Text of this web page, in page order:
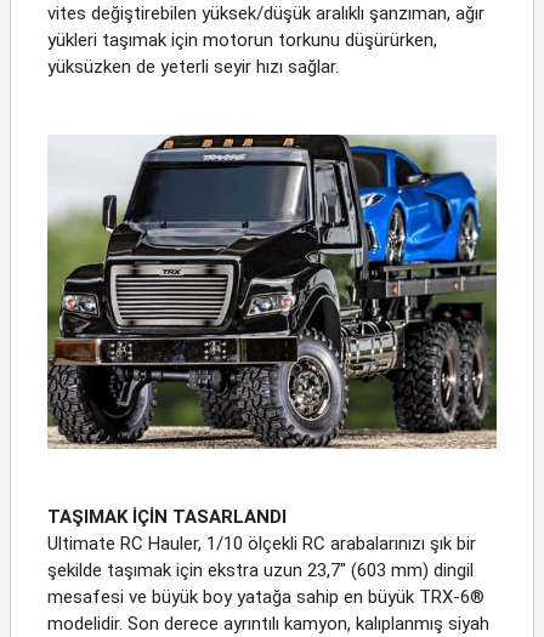
vites değiştirebilen yüksek/düşük aralıklı şanzıman, ağır
yükleri taşımak için motorun torkunu düşürürken,
yüksüzken de yeterli seyir hızı sağlar.
TAŞIMAK İÇİN TASARLANDI
Ultimate RC Hauler, 1/10 ölçekli RC arabalarınızı şık bir
şekilde taşımak için ekstra uzun 23,7" (603 mm) dingil
mesafesi ve büyük boy yatağa sahip en büyük TRX-6®
modelidir. Son derece ayrıntılı kamyon, kalıplanmış siyah